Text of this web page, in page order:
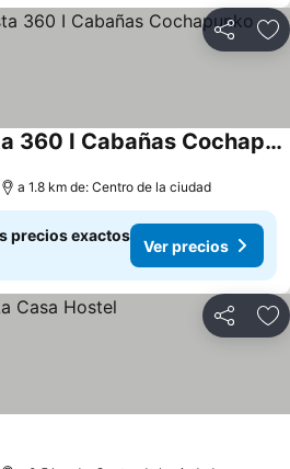
Compartir
Impresionante Vista 360 I Cabañas Cochapunko
a 1.8 km de: Centro de la ciudad
precios exactos
Ver precios
Compartir